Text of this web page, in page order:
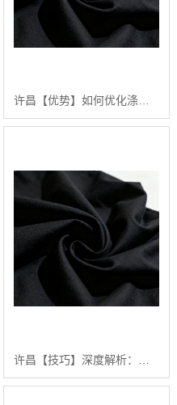
许昌【优势】如何优化涤棉面料的染色效果：陕西秦塬纺织的深度技术指南【是什么?】